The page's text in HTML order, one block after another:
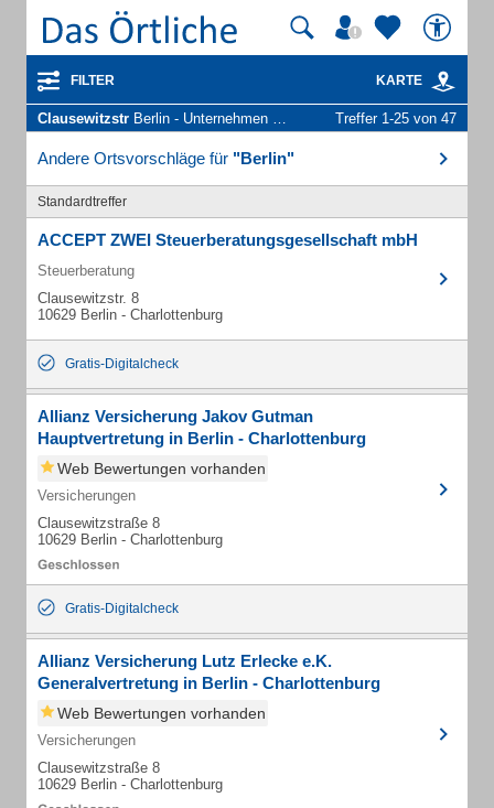
FILTER KARTE
Clausewitzstr Berlin - Unternehmen und Personen Treffer 1-25 von 47
Andere Ortsvorschläge für "Berlin"
Standardtreffer
ACCEPT ZWEI Steuerberatungsgesellschaft mbH
Steuerberatung
Clausewitzstr. 8
10629 Berlin - Charlottenburg
Gratis-Digitalcheck
Allianz Versicherung Jakov Gutman
Hauptvertretung in Berlin - Charlottenburg
Web Bewertungen vorhanden
Versicherungen
Clausewitzstraße 8
10629 Berlin - Charlottenburg
Gratis-Digitalcheck
Allianz Versicherung Lutz Erlecke e.K.
Generalvertretung in Berlin - Charlottenburg
Web Bewertungen vorhanden
Versicherungen
Clausewitzstraße 8
10629 Berlin - Charlottenburg